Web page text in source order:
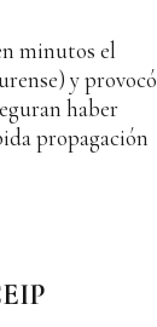
minutos el
y provocó
haber
propagación